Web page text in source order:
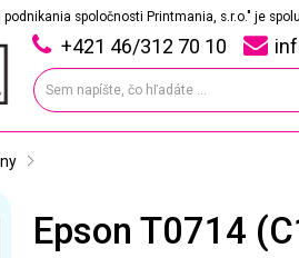
podnikania spoločnosti Printmania, s.r.o." je
+421 46/312 70 10
Epson T0714